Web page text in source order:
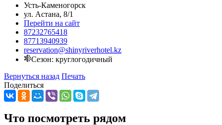
Усть-Каменогорск
ул. Астана, 8/1
Перейти на сайт
87232765418
87713940939
reservation@shinyriverhotel.kz
Сезон: круглогодичный
Вернуться назад Печать
Поделиться
Что посмотреть рядом